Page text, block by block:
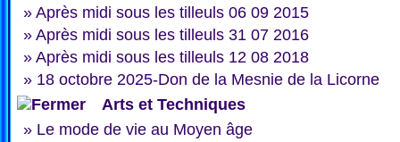
» Après midi sous les tilleuls 06 09 2015
» Après midi sous les tilleuls 31 07 2016
» Après midi sous les tilleuls 12 08 2018
» 18 octobre 2025-Don de la Mesnie de la Licorne
Arts et Techniques
» Le mode de vie au Moyen âge